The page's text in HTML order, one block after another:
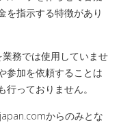
を指示する特徴があり
務では使用していませ
参加を依頼することは
っておりません。
からのみとな